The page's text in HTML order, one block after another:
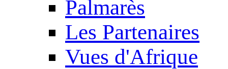
Palmarès
Les Partenaires
Vues d'Afrique